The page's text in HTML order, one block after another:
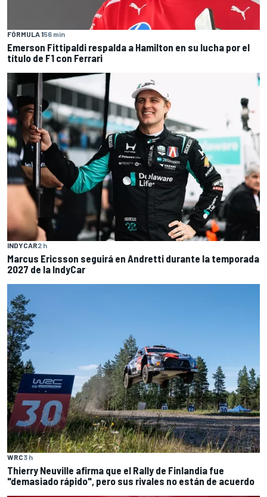
FÓRMULA 156 min
Emerson Fittipaldi respalda a Hamilton en su lucha por el
título de F1 con Ferrari
INDYCAR2 h
Marcus Ericsson seguirá en Andretti durante la temporada
2027 de la IndyCar
WRC3 h
Thierry Neuville afirma que el Rally de Finlandia fue
"demasiado rápido", pero sus rivales no están de acuerdo